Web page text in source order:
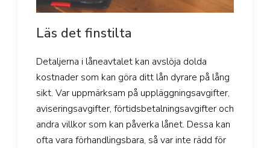
Läs det finstilta
Detaljerna i låneavtalet kan avslöja dolda
kostnader som kan göra ditt lån dyrare på lång
sikt. Var uppmärksam på uppläggningsavgifter,
aviseringsavgifter, förtidsbetalningsavgifter och
andra villkor som kan påverka lånet. Dessa kan
ofta vara förhandlingsbara, så var inte rädd för